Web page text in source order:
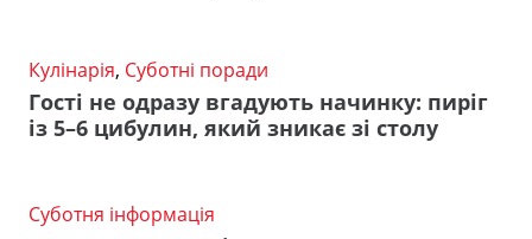
Кулінарія, Суботні поради
Гості не одразу вгадують начинку: пиріг
із 5–6 цибулин, який зникає зі столу
Суботня інформація